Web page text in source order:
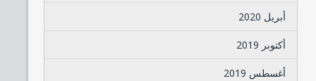
أبريل 2020
أكتوبر 2019
أغسطس 2019